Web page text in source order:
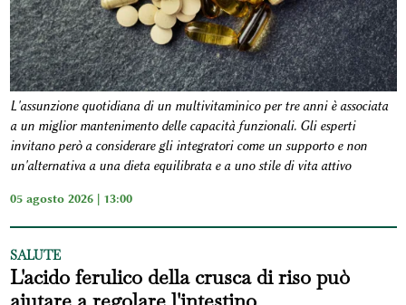
L'assunzione quotidiana di un multivitaminico per tre anni è associata
a un miglior mantenimento delle capacità funzionali. Gli esperti
invitano però a considerare gli integratori come un supporto e non
un'alternativa a una dieta equilibrata e a uno stile di vita attivo
05 agosto 2026 | 13:00
SALUTE
L'acido ferulico della crusca di riso può